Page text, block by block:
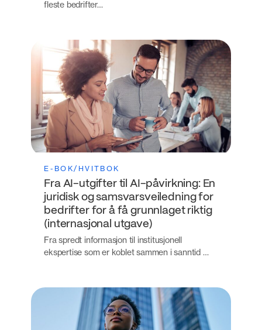
fleste bedrifter…
E-BOK/HVITBOK
Fra AI-utgifter til AI-påvirkning: En
juridisk og samsvarsveiledning for
bedrifter for å få grunnlaget riktig
(internasjonal utgave)
Fra spredt informasjon til institusjonell
ekspertise som er koblet sammen i sanntid …